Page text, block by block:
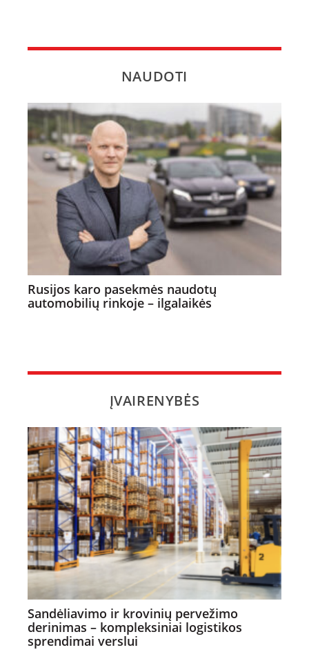
NAUDOTI
Rusijos karo pasekmės naudotų
automobilių rinkoje – ilgalaikės
ĮVAIRENYBĖS
Sandėliavimo ir krovinių pervežimo
derinimas – kompleksiniai logistikos
sprendimai verslui